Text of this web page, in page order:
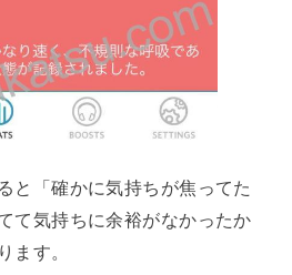
と「確かに気持ちが焦ってた
て気持ちに余裕がなかったか
ます。